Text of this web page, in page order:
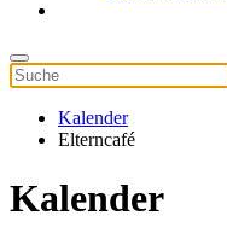
Kalender
Elterncafé
Kalender